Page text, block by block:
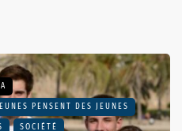
PENSENT DES JEUNES
SOCIÉTÉ